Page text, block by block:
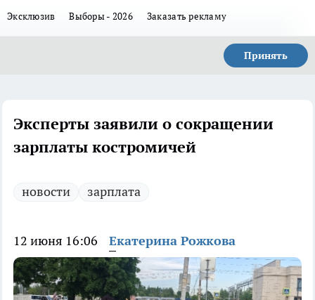
Эксклюзив Выборы - 2026 Заказать рекламу
Принять
Эксперты заявили о сокращении
зарплаты костромичей
новости зарплата
12 июня 16:06 Екатерина Рожкова